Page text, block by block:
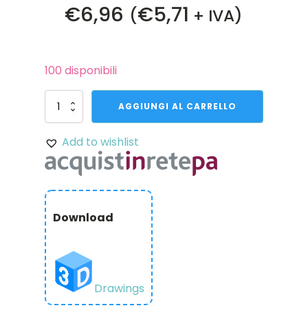
€6,96 (€5,71 + IVA)
100 disponibili
Vite
cilindrica
con
incasso
basso
profilo
in
acciaio
zincato
serie
2804
(M4
x
AGGIUNGI AL CARRELLO
Add to wishlist
Download
Drawings